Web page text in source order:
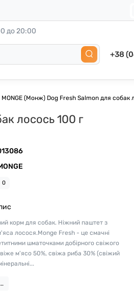
до 20:00
+38
(Монж) Dog Fresh Salmon для собак
лосось 100 г
0
корм для собак. Ніжний паштет з
лосося.Monge Fresh - це смачні
шматочками добірного свіжого
м'ясо 50%, свіжа риба 30% (свіжий